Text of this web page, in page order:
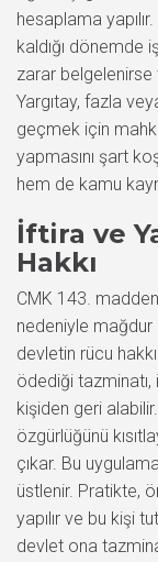
hesaplama
kaldığı dönemde
zarar belgelenirse
Yargıtay, fazla
geçmek için
yapmasını şart
hem de kamu
İftira ve
Hakkı
CMK 143.
nedeniyle
devletin rücu
ödediği tazminatı,
kişiden geri
özgürlüğünü
çıkar. Bu
üstlenir. Pratikte,
yapılır ve bu kişi
devlet ona